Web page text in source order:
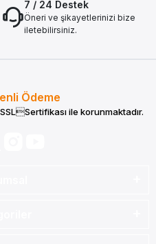
7 / 24 Destek
Öneri ve şikayetlerinizi bize
iletebilirsiniz.
Ödeme
ile korunmaktadır.